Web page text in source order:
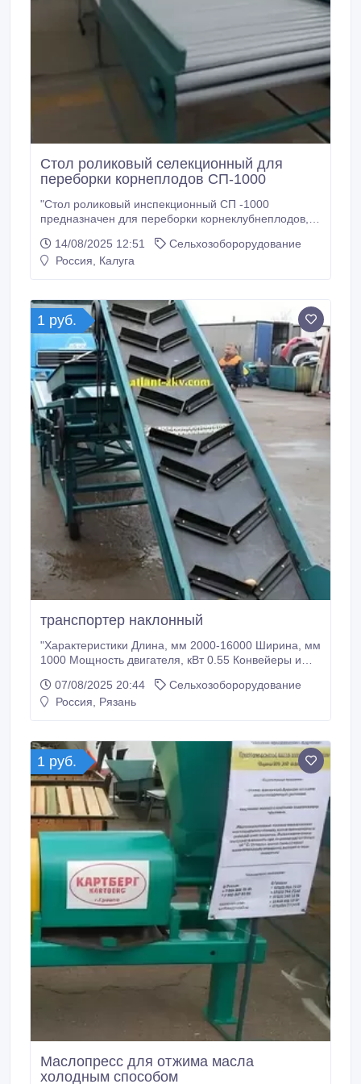
Стол роликовый селекционный для
переборки корнеплодов СП-1000
"Стол роликовый инспекционный СП -1000
предназначен для переборки корнеклубнеплодов, а
Производительность 2-15 тонн в час.
Электропотребление 0, 5-1, 5 кВт. Масса – 100-400
14/08/2025 12:51
Сельхозоборорудование
Россия, Калуга
1 руб.
транспортер наклонный
"Характеристики Длина, мм 2000-16000 Ширина, мм
1000 Мощность двигателя, кВт 0.55 Конвейеры и
сельскохозяйственных культур, сыпучих
материалов, в пищевой промышленности, при
07/08/2025 20:44
Сельхозоборорудование
Россия, Рязань
1 руб.
Маслопресс для отжима масла
холодным способом